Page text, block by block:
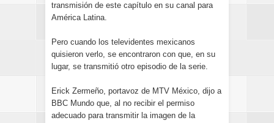
transmisión de este capítulo en su canal para
América Latina.
Pero cuando los televidentes mexicanos
quisieron verlo, se encontraron con que, en su
lugar, se transmitió otro episodio de la serie.
Erick Zermeño, portavoz de MTV México, dijo a
BBC Mundo que, al no recibir el permiso
adecuado para transmitir la imagen de la